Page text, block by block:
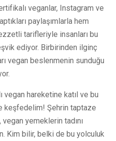
veganlar, Instagram ve
paylaşımlarla hem
tarifleriyle insanları bu
ediyor. Birbirinden ilginç
vegan beslenmenin sunduğu
vegan hareketine katıl ve bu
Şehrin taptaze
vegan yemeklerin tadını
Kim bilir, belki de bu yolculuk